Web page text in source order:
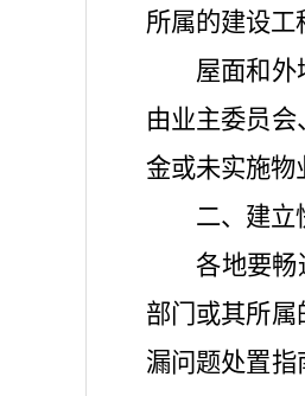
所属的建设工
屋面和外
由业主委员
金或未实施物
二、建立
各地要畅
部门或其所
漏问题处置